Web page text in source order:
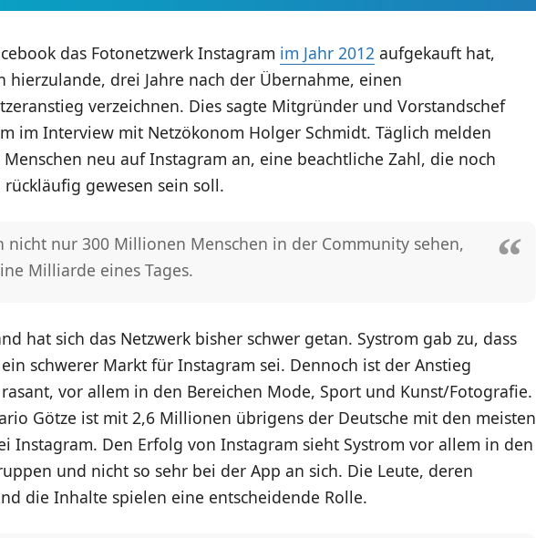
das Fotonetzwerk Instagram im Jahr 2012 aufgekauft hat,
hierzulande, drei Jahre nach der Übernahme, einen
verzeichnen. Dies sagte Mitgründer und Vorstandschef
im Interview mit Netzökonom Holger Schmidt. Täglich melden
Menschen neu auf Instagram an, eine beachtliche Zahl, die noch
gewesen sein soll.
nicht nur 300 Millionen Menschen in der Community sehen,
Milliarde eines Tages.
hat sich das Netzwerk bisher schwer getan. Systrom gab zu, dass
schwerer Markt für Instagram sei. Dennoch ist der Anstieg
vor allem in den Bereichen Mode, Sport und Kunst/Fotografie.
Götze ist mit 2,6 Millionen übrigens der Deutsche mit den meisten
Instagram. Den Erfolg von Instagram sieht Systrom vor allem in den
und nicht so sehr bei der App an sich. Die Leute, deren
die Inhalte spielen eine entscheidende Rolle.